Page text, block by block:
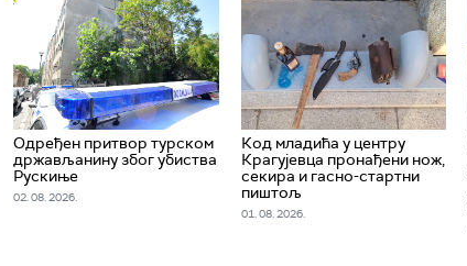
Одређен притвор турском
држављанину због убиства
Рускиње
02. 08. 2026.
Код младића у центру
Крагујевца пронађени нож,
секира и гасно-стартни
пиштољ
01. 08. 2026.